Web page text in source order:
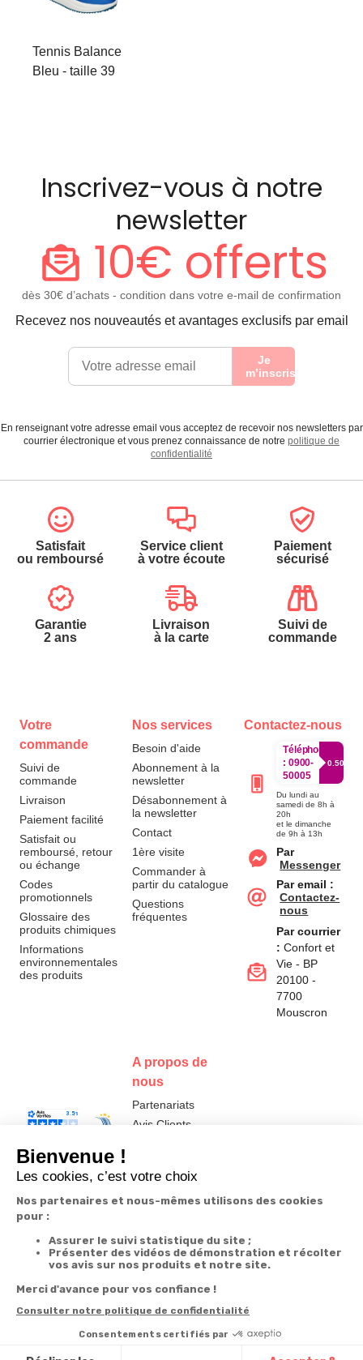
Tennis Balance
Bleu - taille 39
Inscrivez-vous à notre
newsletter
10€ offerts
dès 30€ d’achats - condition dans votre e-mail de confirmation
Recevez nos nouveautés et avantages exclusifs par email
Je
m’inscris
En renseignant votre adresse email vous acceptez de recevoir nos newsletters par
courrier électronique et vous prenez connaissance de notre politique de
confidentialité
Satisfait
ou remboursé
Service client
à votre écoute
Paiement
sécurisé
Garantie
2 ans
Livraison
à la carte
Suivi de
commande
Votre
commande
Suivi de
commande
Livraison
Paiement facilité
Satisfait ou
remboursé, retour
ou échange
Codes
promotionnels
Glossaire des
produits chimiques
Informations
environnementales
des produits
Nos services
Besoin d'aide
Abonnement à la
newsletter
Désabonnement à
la newsletter
Contact
1ère visite
Commander à
partir du catalogue
Questions
fréquentes
A propos de
nous
Partenariats
Avis Clients
Contactez-nous
Téléphone
: 0900-
50005
0.50€/
Du lundi au
samedi de 8h à
20h
et le dimanche
de 9h à 13h
Par
Messenger
Par email :
Contactez-
nous
Par courrier
: Confort et
Vie - BP
20100 -
7700
Mouscron
Données
cookies
Paramétrer
Mentions
vente
FR